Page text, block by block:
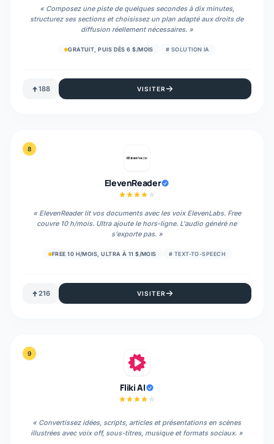
« Composez une piste de quelques secondes à dix minutes,
structurez ses sections et choisissez un plan adapté aux droits de
diffusion réellement nécessaires.»
GRATUIT, PUIS DÈS 6 $/MOIS # SOLUTION IA
188 VISITER
8
ElevenReader
« ElevenReader lit vos documents avec les voix ElevenLabs. Free
couvre 10 h/mois. Ultra ajoute le hors-ligne. L'audio généré ne
s'exporte pas.»
FREE 10 H/MOIS, ULTRA À 11 $/MOIS # TEXT-TO-SPEECH
216 VISITER
9
Fliki AI
« Convertissez idées, scripts, articles et présentations en scènes
illustrées avec voix off, sous-titres, musique et formats sociaux. »